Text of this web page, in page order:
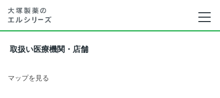
取扱い医療機関・店舗
マップを見る